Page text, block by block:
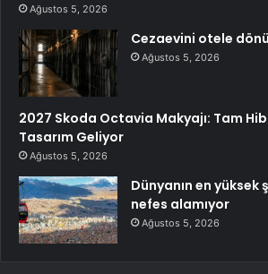
Ağustos 5, 2026
Cezaevini otele
Ağustos 5, 2026
2027 Skoda Octavia Makyajı: Tam
Tasarım Geliyor
Ağustos 5, 2026
Dünyanın en yüksek
nefes alamıyor
Ağustos 5, 2026